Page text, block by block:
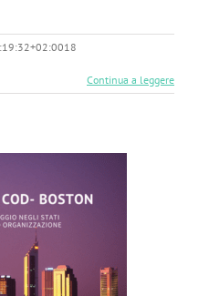
18
Continua a leggere